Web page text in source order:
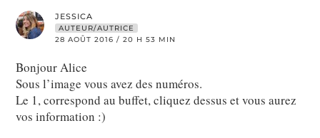
JESSICA
AUTEUR/AUTRICE
28 AOÛT 2016 / 20 H 53 MIN
Bonjour Alice
Sous l’image vous avez des numéros.
Le 1, correspond au buffet, cliquez dessus et vous aurez
vos information :)